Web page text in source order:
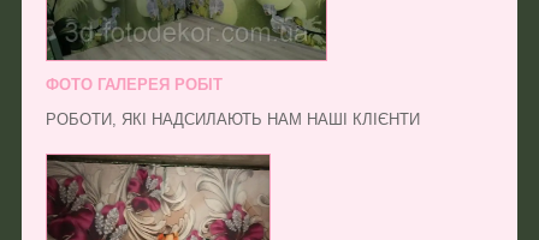
ФОТО ГАЛЕРЕЯ РОБІТ
РОБОТИ, ЯКІ НАДСИЛАЮТЬ НАМ НАШІ КЛІЄНТИ